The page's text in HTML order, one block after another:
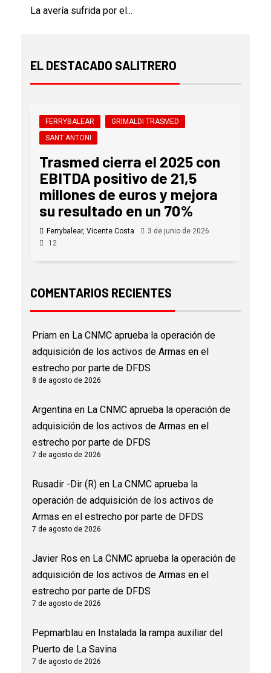
La avería sufrida por el...
EL DESTACADO SALITRERO
FERRYBALEAR
GRIMALDI TRASMED
SANT ANTONI
Trasmed cierra el 2025 con
EBITDA positivo de 21,5
millones de euros y mejora
su resultado en un 70%
Ferrybalear, Vicente Costa
3 de junio de 2026
12
COMENTARIOS RECIENTES
Priam en La CNMC aprueba la operación de
adquisición de los activos de Armas en el
estrecho por parte de DFDS
8 de agosto de 2026
Argentina en La CNMC aprueba la operación de
adquisición de los activos de Armas en el
estrecho por parte de DFDS
7 de agosto de 2026
Rusadir -Dir (R) en La CNMC aprueba la
operación de adquisición de los activos de
Armas en el estrecho por parte de DFDS
7 de agosto de 2026
Javier Ros en La CNMC aprueba la operación de
adquisición de los activos de Armas en el
estrecho por parte de DFDS
7 de agosto de 2026
Pepmarblau en Instalada la rampa auxiliar del
Puerto de La Savina
7 de agosto de 2026